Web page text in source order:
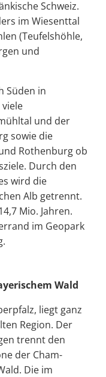
Schweiz.
im Wiesenttal
(Teufelshöhle,
und
Süden in
und der
sowie die
Rothenburg ob
Durch den
wird die
Alb getrennt.
Mio. Jahren.
im Geopark
Wald
liegt ganz
Region. Der
trennt den
der Cham-
Die im